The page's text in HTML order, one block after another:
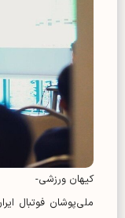
کیهان ورزشی-
ملی‌پوشان فوتبال